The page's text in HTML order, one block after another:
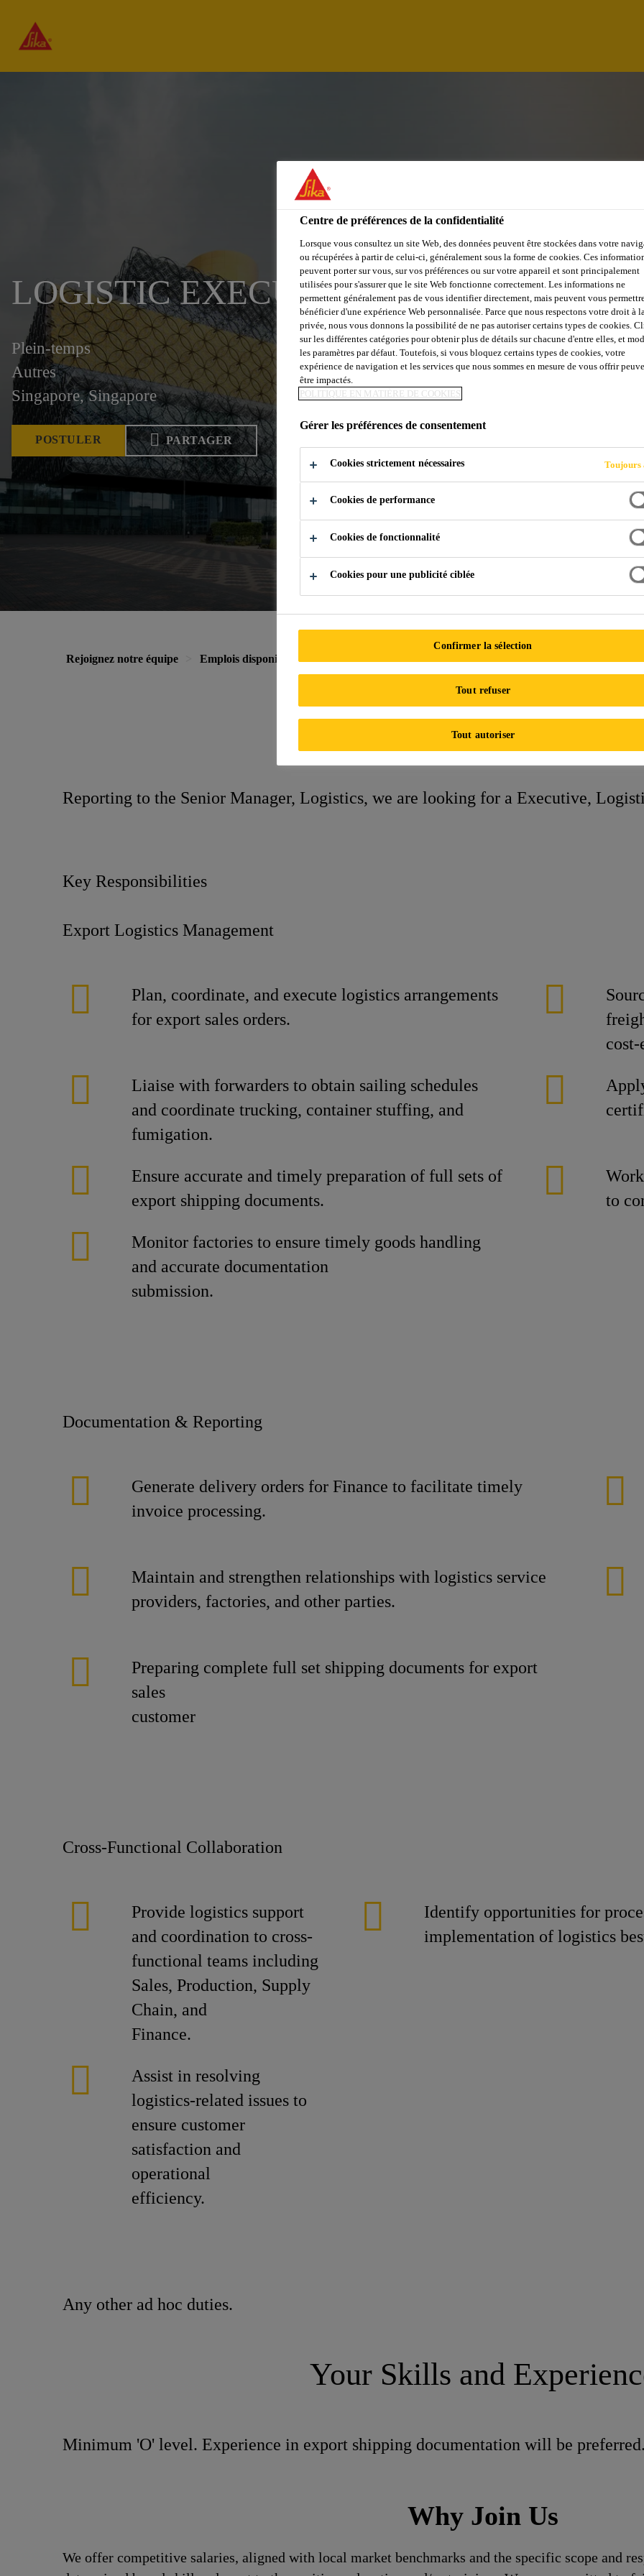
LOGISTIC EXECUTIVE
Plein-temps
Autres
Singapore, Singapore
POSTULER PARTAGER
Rejoignez notre équipe Emplois disponibles
About the Role
Reporting to the Senior Manager, Logistics, we are looking for a Executive,
Key Responsibilities
Export Logistics
Plan, coordinate, and execute logistics arrangements
for export sales orders.
Liaise with forwarders to obtain sailing schedules
and coordinate trucking, container stuffing, and
fumigation.
Ensure accurate and timely preparation of full sets of
export shipping documents.
to
Monitor factories to ensure timely goods handling
and accurate documentation
submission.
Documentation &
Generate delivery orders for Finance to facilitate timely
invoice processing.
Maintain and strengthen relationships with logistics service
providers, factories, and other parties.
Preparing complete full set shipping documents for export
sales
customer
Cross-Functional
Provide logistics support
and coordination to cross-
functional teams including
Sales, Production, Supply
Chain, and
Finance.
Identify opportunities for
implementation of logistics
Assist in resolving
logistics-related issues to
ensure customer
satisfaction and
operational
efficiency.
Any other ad hoc duties.
Your Skills and
Minimum 'O' level. Experience in export shipping documentation will be preferred.
Why Join Us
We offer competitive salaries, aligned with local market benchmarks and the specific scope and
Centre de préférences de la confidentialité
Lorsque vous consultez un site Web, des données peuvent être stockées dans votre
ou récupérées à partir de celui-ci, généralement sous la forme de cookies. Ces
peuvent porter sur vous, sur vos préférences ou sur votre appareil et sont principalement
utilisées pour s'assurer que le site Web fonctionne correctement. Les informations ne
permettent généralement pas de vous identifier directement, mais peuvent vous
bénéficier d'une expérience Web personnalisée. Parce que nous respectons votre droit à
privée, nous vous donnons la possibilité de ne pas autoriser certains types de cookies.
sur les différentes catégories pour obtenir plus de détails sur chacune d'entre elles, et
les paramètres par défaut. Toutefois, si vous bloquez certains types de cookies, votre
expérience de navigation et les services que nous sommes en mesure de vous offrir
être impactés.
POLITIQUE EN MATIÈRE DE COOKIES
Gérer les préférences de consentement
Cookies strictement nécessaires Toujours
Cookies de performance
Cookies de fonctionnalité
Cookies pour une publicité ciblée
Confirmer la sélection
Tout refuser
Tout autoriser